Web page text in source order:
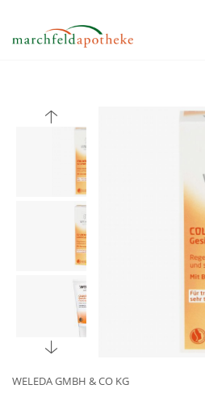
WELEDA GMBH & CO KG